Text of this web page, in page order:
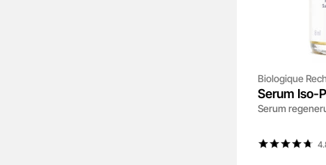
Biologique
Serum Iso-
Serum